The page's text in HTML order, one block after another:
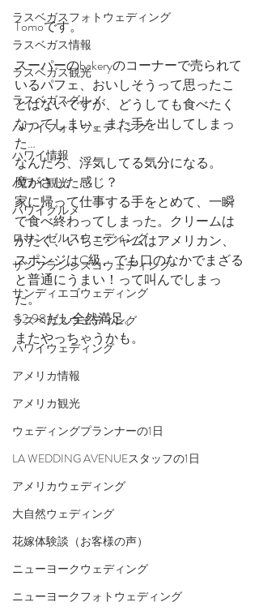
ラスベガスフォトウェディング
ラスベガス情報
ラスベガス観光
ラスベガスグルメ
ハワイフォトウェディング
ハワイ情報
ハワイ観光
ハワイグルメ
ロサンゼルスウェディング
サンフランシスコウェディング
サンディエゴウェディング
ラスベガスウェディング
ハワイウェディング
アメリカ情報
アメリカ観光
ウェディングプランナーの1日
LA WEDDING AVENUEスタッフの1日
アメリカウェディング
大自然ウェディング
花嫁体験談（お客様の声）
ニューヨークウェディング
ニューヨークフォトウェディング
Tomoです。
スーパーのbakeryのコーナーで売られて
いるパフェ、おいしそうって思ったこ
とはないですが、どうしても食べたく
なってしまい、また手を出してしまっ
た…
なんだろ、浮気してる気分になる。
魔がさした感じ？
家に帰って仕事する手をとめて、一瞬
で食べ終わってしまった。クリームは
かたく、いちごジャムはアメリカン、
スポンジはC級、でも口のなかでまざる
と普通にうまい！って叫んでしまっ
た。
$2.98だし全然満足。
またやっちゃうかも。